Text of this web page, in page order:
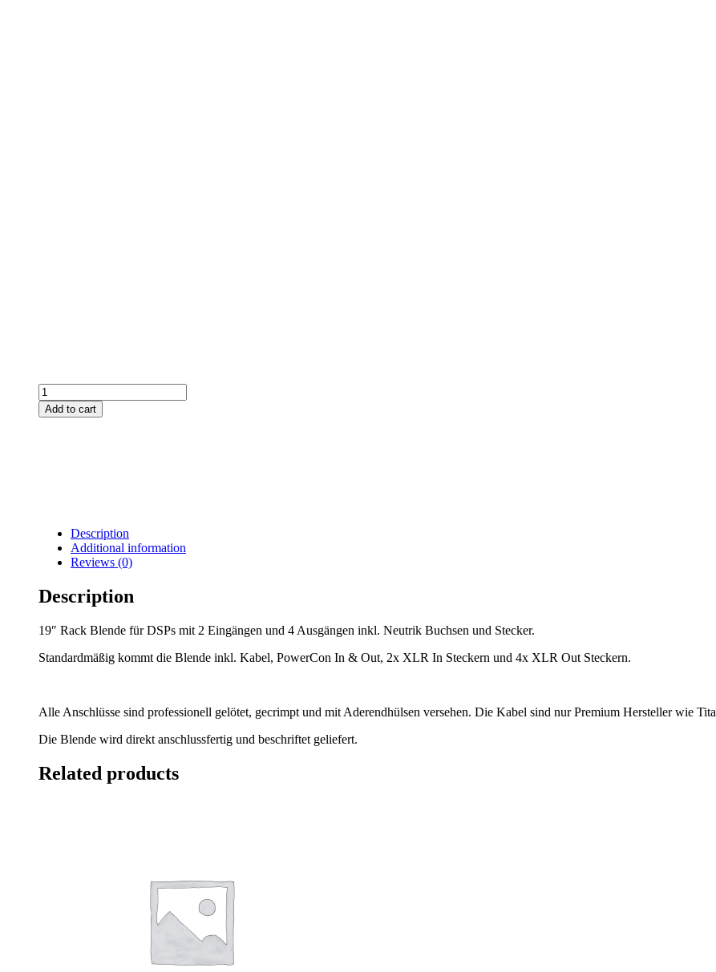
1
HE
Blende
Add to cart
Description
Additional information
Reviews (0)
Description
19″ Rack Blende für DSPs mit 2 Eingängen und 4 Ausgängen inkl. Neutrik Buchsen und Stecker.
Standardmäßig kommt die Blende inkl. Kabel, PowerCon In & Out, 2x XLR In Steckern und 4x XLR Out Steckern.
Alle Anschlüsse sind professionell gelötet, gecrimpt und mit Aderendhülsen versehen. Die Kabel sind nur Premium Hersteller wie
Die Blende wird direkt anschlussfertig und beschriftet geliefert.
Related products